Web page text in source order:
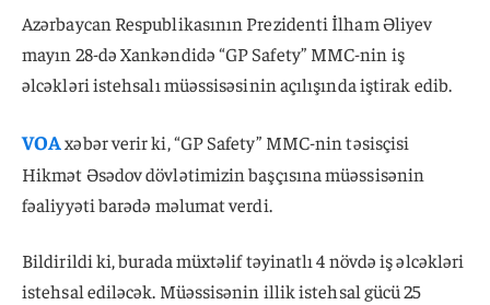
Azərbaycan Respublikasının Prezidenti İlham Əliyev
mayın 28-də Xankəndidə “GP Safety” MMC-nin iş
əlcəkləri istehsalı müəssisəsinin açılışında iştirak edib.
VOAxəbər verir ki, “GP Safety” MMC-nin təsisçisi
Hikmət Əsədov dövlətimizin başçısına müəssisənin
fəaliyyəti barədə məlumat verdi.
Bildirildi ki, burada müxtəlif təyinatlı 4 növdə iş əlcəkləri
istehsal ediləcək. Müəssisənin illik istehsal gücü 25